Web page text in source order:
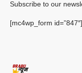
Subscribe to our
[mc4wp_form id=”847″]